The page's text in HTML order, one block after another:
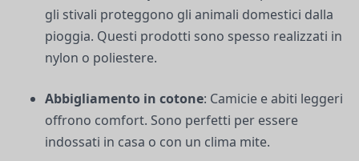
gli stivali proteggono gli animali domestici dalla
pioggia. Questi prodotti sono spesso realizzati in
nylon o poliestere.
Abbigliamento in cotone: Camicie e abiti leggeri
offrono comfort. Sono perfetti per essere
indossati in casa o con un clima mite.